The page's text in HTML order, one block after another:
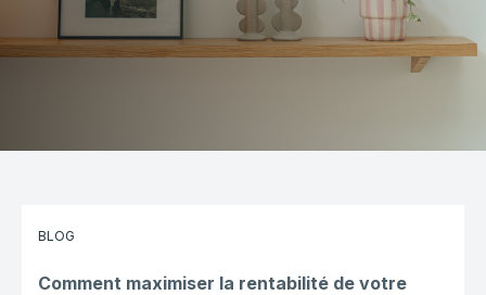
BLOG
Comment maximiser la rentabilité de votre